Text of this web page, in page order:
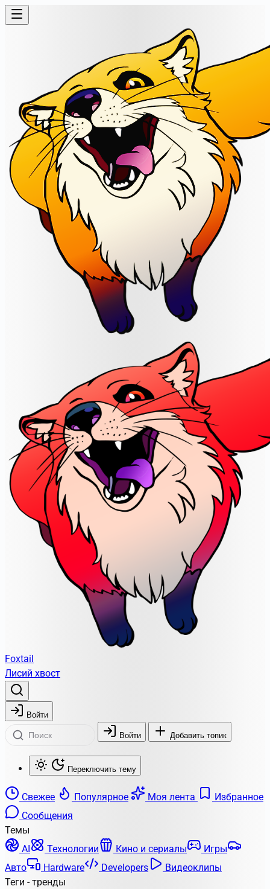
Foxtail
Лисий хвост
Войти
Войти Добавить топик
Переключить тему
Свежее Популярное Моя лента
Избранное
Сообщения
Темы
AI
Технологии Кино и сериалы
Игры
Авто
Hardware Developers
Видеоклипы
Теги - тренды